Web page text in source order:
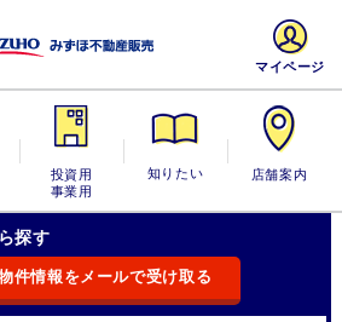
投資用・事業
用
知りたい 店舗案内
マイページ
探す
件情報をメールで受け取る